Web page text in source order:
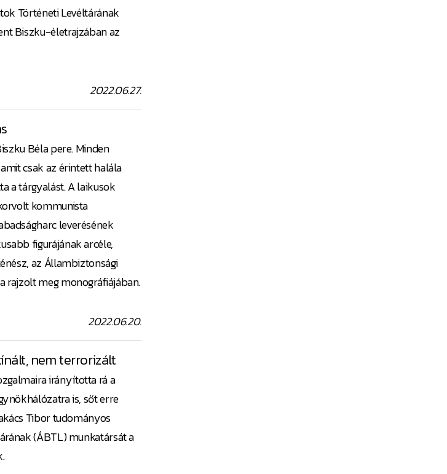
Történeti Levéltárának
Biszku-életrajzában az
2022.06.27.
Béla pere. Minden
csak az érintett halála
a tárgyalást. A laikusok
kommunista
leverésének
figurájának arcéle,
az Állambiztonsági
rajzolt meg monográfiájában.
2022.06.20.
nem terrorizált
irányította rá a
is, sőt erre
Tibor tudományos
(ÁBTL) munkatársát a